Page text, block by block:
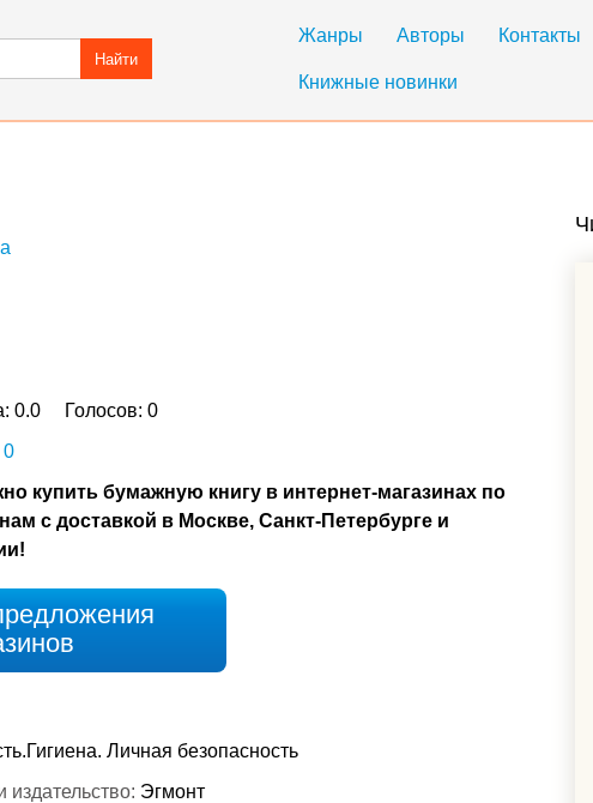
Жанры Авторы Контакты
Книжные новинки
Найти
0.0 Голосов: 0
0
купить бумажную книгу в интернет-магазинах по
с доставкой в Москве, Санкт-Петербурге и
Личная безопасность
издательство: Эгмонт